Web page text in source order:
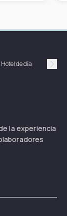
Hotel de día
la experiencia